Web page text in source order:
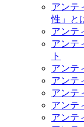
アンテ
性」と
アンテ
アンテ
ト
アンテ
アンテ
アンテ
アンテ
アンテ